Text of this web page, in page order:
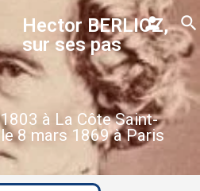
Hector BERLIOZ,
sur ses pas
à La Côte Saint-
8 mars 1869 à Paris